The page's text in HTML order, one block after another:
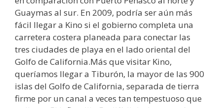
Guaymas al sur. En 2009, podría ser aún más
fácil llegar a Kino si el gobierno completa una
carretera costera planeada para conectar las
tres ciudades de playa en el lado oriental del
Golfo de California.Más que visitar Kino,
queríamos llegar a Tiburón, la mayor de las 900
islas del Golfo de California, separada de tierra
firme por un canal a veces tan tempestuoso que